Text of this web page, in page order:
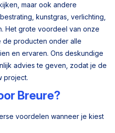
maar ook andere
kunstgras, verlichting,
Het grote voordeel van onze
de producten onder alle
en ervaren. Ons deskundige
advies te geven, zodat je de
project.
Breure?
voordelen wanneer je kiest